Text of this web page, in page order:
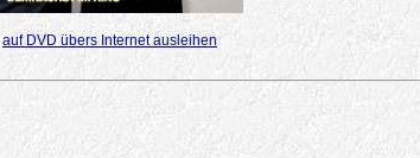
auf DVD übers Internet ausleihen